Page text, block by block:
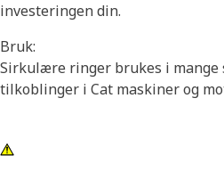
investeringen din.
Bruk:
Sirkulære ringer brukes i mange
tilkoblinger i Cat maskiner og